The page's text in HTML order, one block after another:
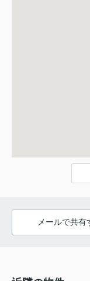
メールで共有